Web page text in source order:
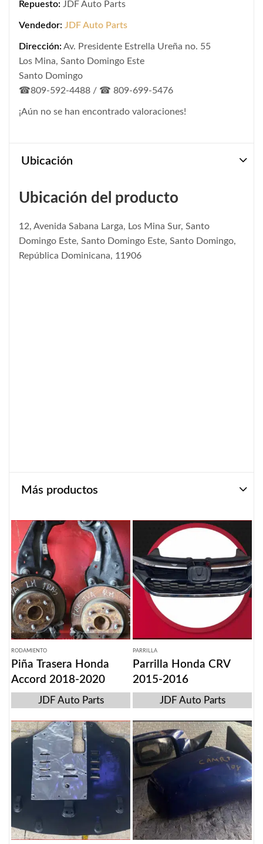
Repuesto: JDF Auto Parts
Vendedor: JDF Auto Parts
Dirección: Av. Presidente Estrella Ureña no. 55
Los Mina, Santo Domingo Este
Santo Domingo
☎809-592-4488 / ☎ 809-699-5476
¡Aún no se han encontrado valoraciones!
Ubicación
Ubicación del producto
12, Avenida Sabana Larga, Los Mina Sur, Santo
Domingo Este, Santo Domingo Este, Santo Domingo,
República Dominicana, 11906
Más productos
RODAMIENTO
Piña Trasera Honda
Accord 2018-2020
JDF Auto Parts
PARRILLA
Parrilla Honda CRV
2015-2016
JDF Auto Parts